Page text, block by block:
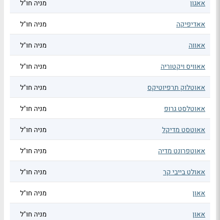
אאגון מניה חו"ל
אאדיפיקה מניה חו"ל
אאווה מניה חו"ל
אאוויס ויקטוריה מניה חו"ל
אאוטלוק תרפיוטיקס מניה חו"ל
אאוטלסט גרופ מניה חו"ל
אאוטסט מדיקל מניה חו"ל
אאוטפרונט מדיה מניה חו"ל
אאולט בייבי קר מניה חו"ל
אאון מניה חו"ל
אאון מניה חו"ל